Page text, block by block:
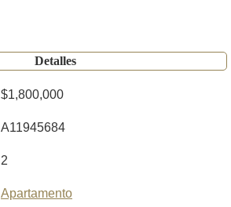
Detalles
$1,800,000
A11945684
2
Apartamento